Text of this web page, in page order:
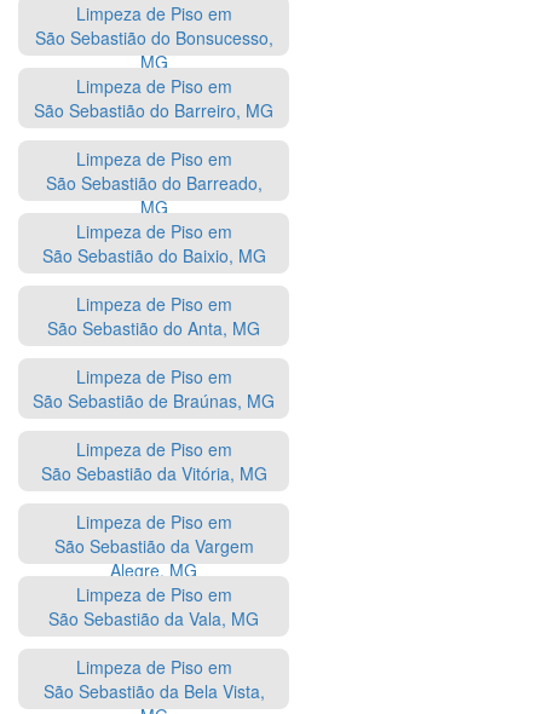
Limpeza de Piso em
São Sebastião do Bonsucesso,
MG
Limpeza de Piso em
São Sebastião do Barreiro, MG
Limpeza de Piso em
São Sebastião do Barreado,
MG
Limpeza de Piso em
São Sebastião do Baixio, MG
Limpeza de Piso em
São Sebastião do Anta, MG
Limpeza de Piso em
São Sebastião de Braúnas, MG
Limpeza de Piso em
São Sebastião da Vitória, MG
Limpeza de Piso em
São Sebastião da Vargem
Alegre, MG
Limpeza de Piso em
São Sebastião da Vala, MG
Limpeza de Piso em
São Sebastião da Bela Vista,